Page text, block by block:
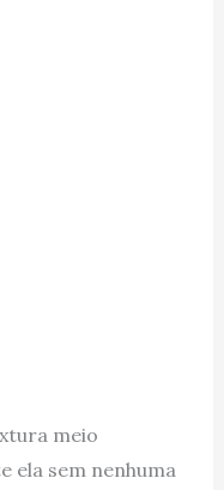
meio
ela sem nenhuma